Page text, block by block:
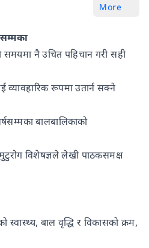
More
समयमा नै उचित पहिचान गरी सही
व्यावहारिक रूपमा उतार्न सक्ने
बालबालिकाको
विशेषज्ञले लेखी पाठकसमक्ष
बाल वृद्धि र विकासको क्रम,